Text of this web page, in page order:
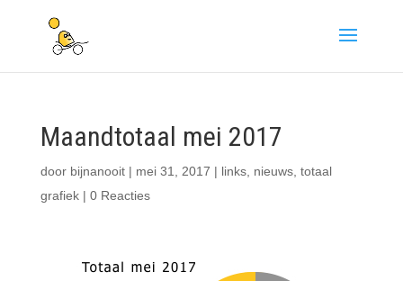
Maandtotaal mei 2017
door bijnanooit| mei 31, 2017 | links, nieuws, totaal
grafiek| 0 Reacties